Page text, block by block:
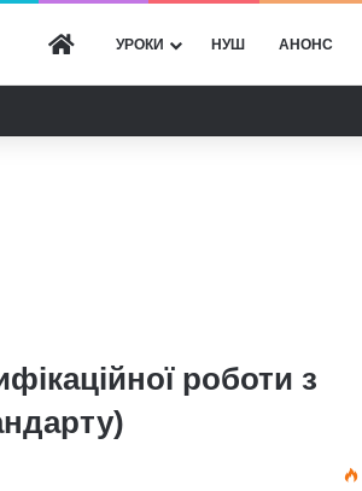
ГОЛОВНА
УРОКИ НУШ АНОНС
роботи з